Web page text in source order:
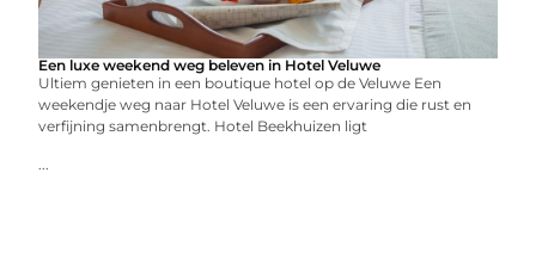
Een luxe weekend weg beleven in Hotel Veluwe
Ultiem genieten in een boutique hotel op de Veluwe Een
weekendje weg naar Hotel Veluwe is een ervaring die rust en
verfijning samenbrengt. Hotel Beekhuizen ligt
...